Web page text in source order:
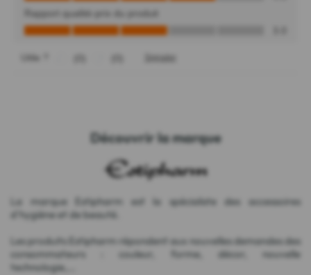
Découvrir la marque
La marque Estipharm est la spécialiste des accessoires
d'hygiène et de beauté.
Les produits Estipharm répondent aux nouvelles demandes des
consommateurs : couleur, forme, décor, nouvelle
technologie,...